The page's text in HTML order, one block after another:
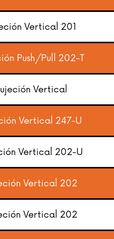
Vertical 201
Push/Pull 202-T
Vertical
Vertical 247-U
Vertical 202-U
Vertical 202
Vertical 202